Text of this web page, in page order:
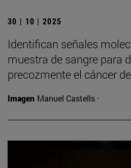
30 | 10 | 2025
Identifican señales
muestra de sangre para
precozmente el cáncer
Imagen Manuel Castells ·